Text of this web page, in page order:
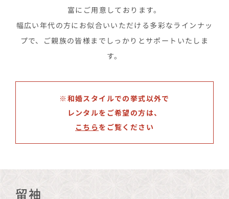
富にご用意しております。
幅広い年代の方にお似合いいただける多彩なラインナッ
プで、ご親族の皆様までしっかりとサポートいたしま
す。
※和婚スタイルでの挙式以外で
レンタルをご希望の方は、
こちらをご覧ください
留袖